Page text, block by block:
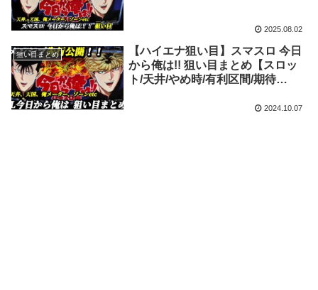
2025.08.02
狙い目まとめ
【ハイエナ狙い目】スマスロ 今日
から俺は!! 狙い目まとめ【スロッ
ト/天井/やめ時/有利区間/期待
2024.10.07